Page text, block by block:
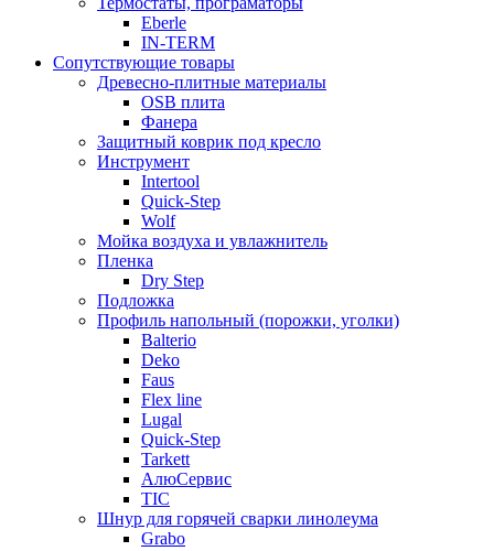
Eberle
IN-TERM
Сопутствующие товары
Древесно-плитные материалы
OSB плита
Фанера
Защитный коврик под кресло
Инструмент
Intertool
Quick-Step
Wolf
Мойка воздуха и увлажнитель
Пленка
Dry Step
Подложка
Профиль напольный (порожки, уголки)
Balterio
Deko
Faus
Flex line
Lugal
Quick-Step
Tarkett
АлюСервис
ТІС
Шнур для горячей сварки линолеума
Grabo